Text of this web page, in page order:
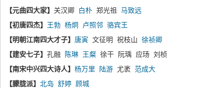
【元曲四大家】 关汉卿 白朴 郑光祖 马致远
【初唐四杰】
王勃 杨炯 卢照邻 骆宾王
【明朝江南四大才子】 唐寅 文征明 祝枝山 徐祯卿
【建安七子】 孔融 陈琳 王粲 徐干 阮瑀 应玚 刘桢
【南宋中兴四大诗人】 杨万里 陆游 尤袤 范成大
【朦胧派】 北岛 舒婷 顾城